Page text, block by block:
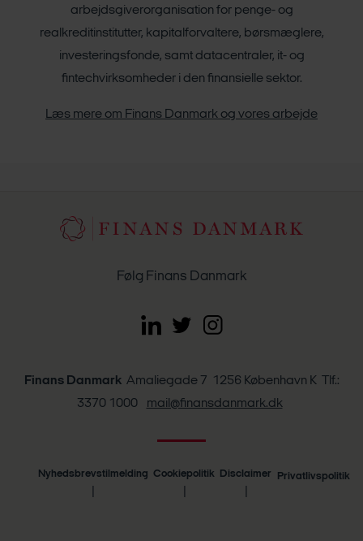
arbejdsgiverorganisation for penge- og
realkreditinstitutter, kapitalforvaltere, børsmæglere,
investeringsfonde, samt datacentraler, it- og
fintechvirksomheder i den finansielle sektor.
Læs mere om Finans Danmark og vores arbejde
Følg Finans Danmark
Finans DanmarkAmaliegade 7 1256 København K Tlf.:
3370 1000
mail@finansdanmark.dk
Nyhedsbrevstilmelding Cookiepolitik Disclaimer Privatlivspolitik